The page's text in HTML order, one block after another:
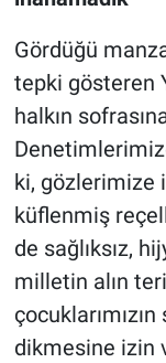
Gördüğü
tepki gösteren
halkın
ki, gözlerimize
küflenmiş
de sağlıksız,
milletin alın
dikmesine izin